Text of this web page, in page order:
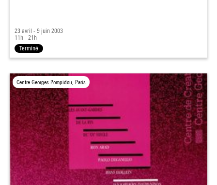
23 avril - 9 juin 2003
11h - 21h
Terminé
Centre Georges Pompidou, Paris